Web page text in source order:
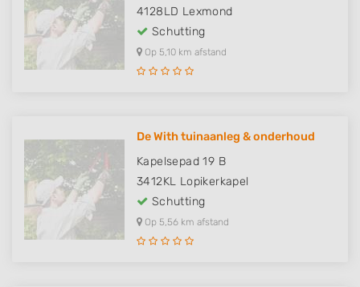
4128LD Lexmond
Schutting
Op 5,10 km afstand
De With tuinaanleg & onderhoud
Kapelsepad 19 B
3412KL Lopikerkapel
Schutting
Op 5,56 km afstand